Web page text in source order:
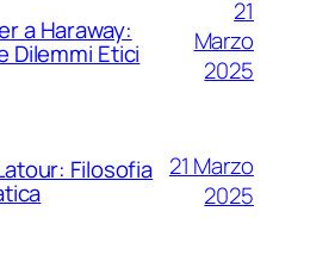
a Haraway:
Dilemmi Etici
21
Marzo
2025
Filosofia 21 Marzo
2025